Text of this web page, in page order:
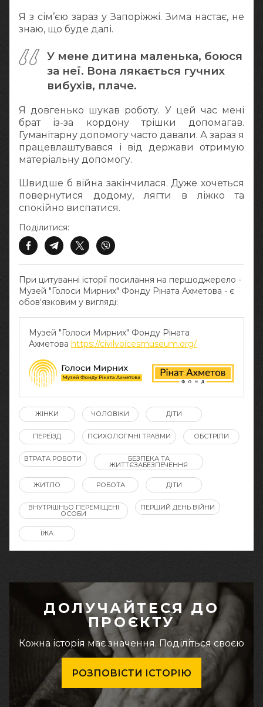
Я з сім’єю зараз у Запоріжжі. Зима настає, не
знаю, що буде далі.
У мене дитина маленька, боюся
за неї. Вона лякається гучних
вибухів, плаче.
Я довгенько шукав роботу. У цей час мені
брат із-за кордону трішки допомагав.
Гуманітарну допомогу часто давали. А зараз я
працевлаштувався і від держави отримую
матеріальну допомогу.
Швидше б війна закінчилася. Дуже хочеться
повернутися додому, лягти в ліжко та
спокійно виспатися.
При цитуванні історії посилання на першоджерело -
Музей "Голоси Мирних" Фонду Ріната Ахметова - є
обов‘язковим у вигляді:
Музей "Голоси Мирних" Фонду Ріната
Ахметова https://civilvoicesmuseum.org/
Поділитися:
ЖІНКИ ЧОЛОВІКИ ДІТИ
ПЕРЕЇЗД ПСИХОЛОГІЧНІ ТРАВМИ ОБСТРІЛИ
ВТРАТА РОБОТИ БЕЗПЕКА ТА
ЖИТТЄЗАБЕЗПЕЧЕННЯ
ЖИТЛО РОБОТА ДІТИ
ВНУТРІШНЬО ПЕРЕМІЩЕНІ
ОСОБИ
ПЕРШИЙ ДЕНЬ ВІЙНИ
ЇЖА
ДОЛУЧАЙТЕСЯ ДО
ПРОЄКТУ
Кожна історія має значення. Поділіться своєю
РОЗПОВІСТИ ІСТОРІЮ